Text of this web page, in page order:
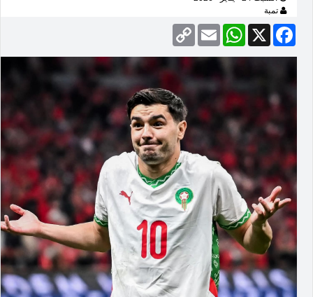
تمبة
Facebook
X
WhatsApp
Email
Copy
Link